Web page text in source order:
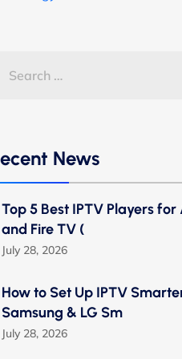
News
Top 5 Best IPTV Players
and Fire TV (
July 28, 2026
How to Set Up IPTV
Samsung & LG Sm
July 28, 2026